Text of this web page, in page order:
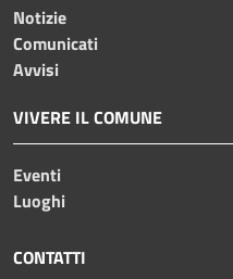
Notizie
Comunicati
Avvisi
VIVERE IL COMUNE
Eventi
Luoghi
CONTATTI